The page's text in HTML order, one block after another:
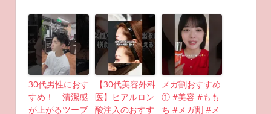
30代男性におす
すめ！ 清潔感
が上がるツーブ
【30代美容外科
医】ヒアルロン
酸注入のおすす
メガ割おすすめ
① #美容 #もも
ち #メガ割 #メ